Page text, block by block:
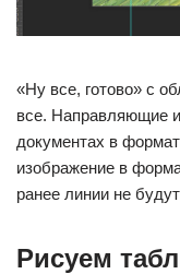
«Ну все, готово» с
все. Направляющие
документах в
изображение в
ранее линии не
Рисуем